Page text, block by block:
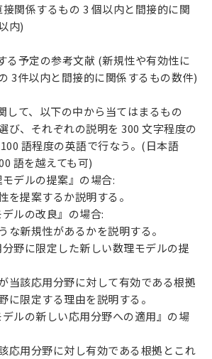
関係するもの 3 個以内と間接的に関
内)
る予定の参考文献 (新規性や有効性に
3件以内と間接的に関係するもの数件)
して、以下の中から当てはまるもの
び、それぞれの説明を 300 文字程度の
語程度の英語で行なう。(日本語
語を越えても可)
デルの提案』の場合:
を提案するか説明する。
ルの改良』の場合:
な新規性があるかを説明する。
野に限定した新しい数理モデルの提
当該応用分野に対して有効である根拠
に限定する理由を説明する。
ルの新しい応用分野への適用』の場
応用分野に対し有効である根拠とこれ